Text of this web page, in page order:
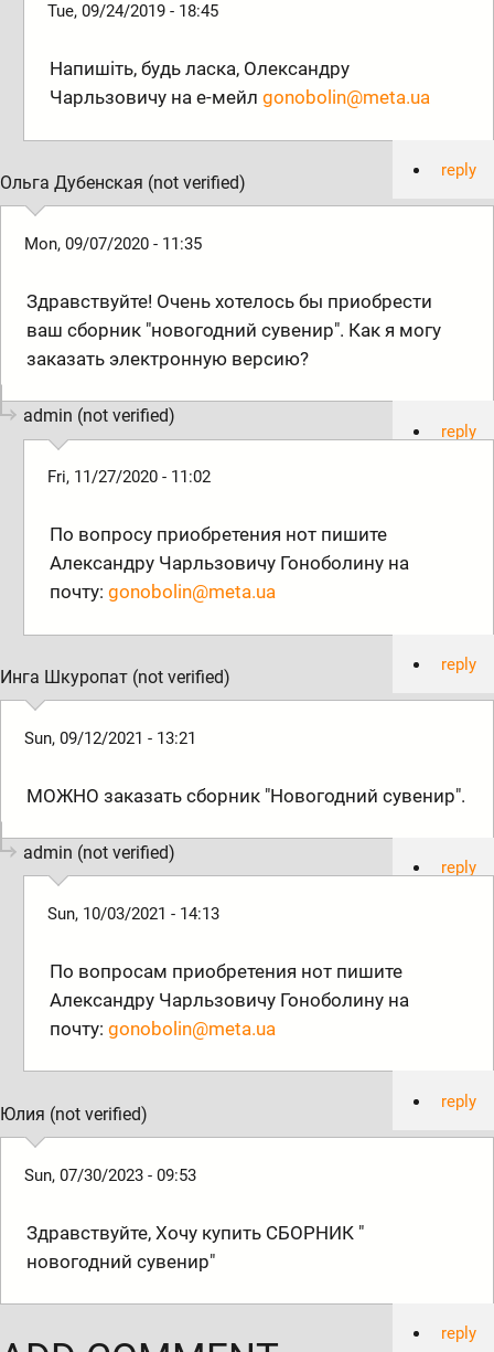
Tue, 09/24/2019 - 18:45
Напишіть, будь ласка, Олександру
Чарльзовичу на е-мейлgonobolin@meta.ua
reply
Ольга Дубенская (not verified)
Mon, 09/07/2020 - 11:35
Здравствуйте! Очень хотелось бы приобрести
ваш сборник "новогодний сувенир". Как я могу
заказать электронную версию?
reply
admin (not verified)
Fri, 11/27/2020 - 11:02
По вопросу приобретения нот пишите
Александру Чарльзовичу Гоноболину на
почту:gonobolin@meta.ua
reply
Инга Шкуропат (not verified)
Sun, 09/12/2021 - 13:21
МОЖНО заказать сборник "Новогодний сувенир".
reply
admin (not verified)
Sun, 10/03/2021 - 14:13
По вопросам приобретения нот пишите
Александру Чарльзовичу Гоноболину на
почту:gonobolin@meta.ua
reply
Юлия (not verified)
Sun, 07/30/2023 - 09:53
Здравствуйте, Хочу купить СБОРНИК "
новогодний сувенир"
reply